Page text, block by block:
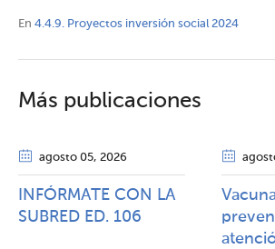
En 4.4.9. Proyectos inversión social 2024
Más publicaciones
agosto 05, 2026
INFÓRMATE CON LA
SUBRED ED. 106